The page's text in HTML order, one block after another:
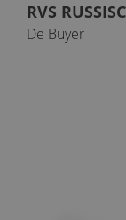
RVS
De Buyer